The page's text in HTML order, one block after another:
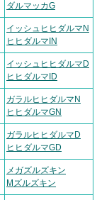
ダルマッカG
イッシュヒヒダルマN
ヒヒダルマIN
イッシュヒヒダルマD
ヒヒダルマID
ガラルヒヒダルマN
ヒヒダルマGN
ガラルヒヒダルマD
ヒヒダルマGD
メガズルズキン
Mズルズキン